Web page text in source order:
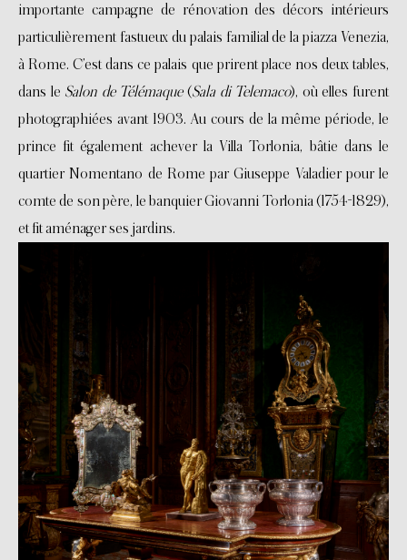
importante campagne de rénovation des décors intérieurs
particulièrement fastueux du palais familial de la piazza Venezia,
à Rome. C’est dans ce palais que prirent place nos deux tables,
dans le Salon de Télémaque(Sala di Telemaco), où elles furent
photographiées avant 1903. Au cours de la même période, le
prince fit également achever la Villa Torlonia, bâtie dans le
quartier Nomentano de Rome par Giuseppe Valadier pour le
comte de son père, le banquier Giovanni Torlonia (1754-1829),
et fit aménager ses jardins.